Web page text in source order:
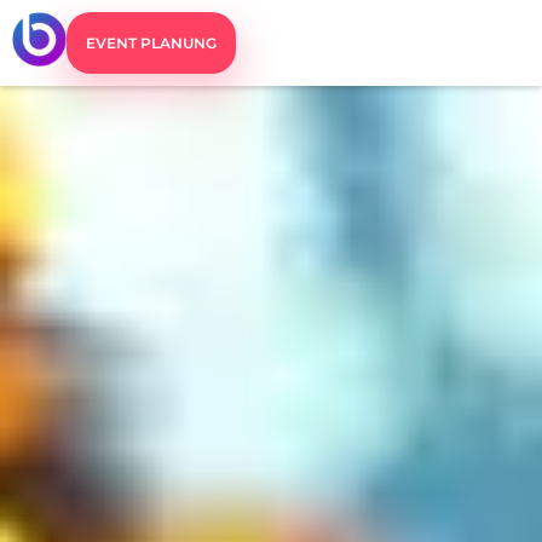
EVENT PLANUNG